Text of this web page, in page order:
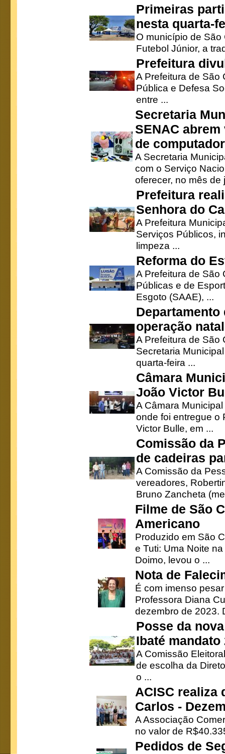
Primeiras
nesta quarta-
O município de
Futebol Júnior, a
Prefeitura
A Prefeitura de São
Pública e Defesa
entre ...
Secretaria
SENAC
de
A Secretaria
com o Serviço
oferecer, no mês de
Prefeitura
Senhora do
A Prefeitura
Serviços Públicos,
limpeza ...
Reforma do
A Prefeitura de São
Públicas e de
Esgoto (SAAE), ...
operação
A Prefeitura de São
Secretaria
quarta-feira ...
Câmara
João Victor
A Câmara
onde foi entregue o
Victor Bulle, em ...
Comissão da
de cadeiras
A Comissão da
vereadores,
Bruno Zancheta
Filme de São
Americano
Produzido em São
e Tuti: Uma Noite
Doimo, levou o ...
Nota de
É com imenso
Professora Diana
dezembro de 2023.
Posse da
Ibaté mandato
A Comissão
de escolha da
o ...
ACISC realiza
Carlos -
A Associação
no valor de
Pedidos de